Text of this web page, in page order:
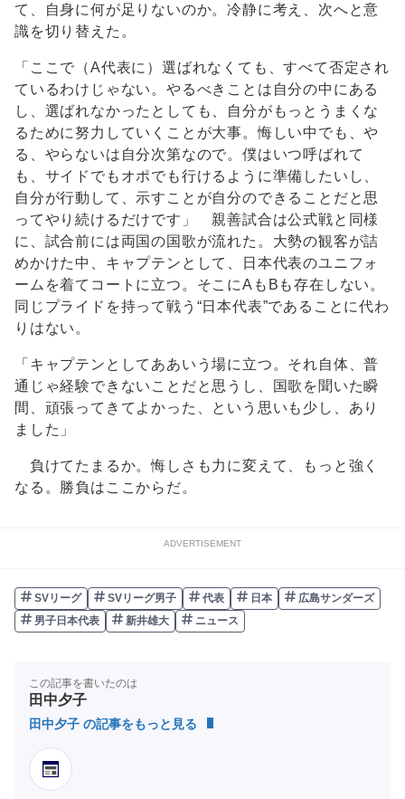
て、自身に何が足りないのか。冷静に考え、次へと意
識を切り替えた。
「ここで（A代表に）選ばれなくても、すべて否定され
ているわけじゃない。やるべきことは自分の中にある
し、選ばれなかったとしても、自分がもっとうまくな
るために努力していくことが大事。悔しい中でも、や
る、やらないは自分次第なので。僕はいつ呼ばれて
も、サイドでもオポでも行けるように準備したいし、
自分が行動して、示すことが自分のできることだと思
ってやり続けるだけです」 親善試合は公式戦と同様
に、試合前には両国の国歌が流れた。大勢の観客が詰
めかけた中、キャプテンとして、日本代表のユニフォ
ームを着てコートに立つ。そこにAもBも存在しない。
同じプライドを持って戦う“日本代表”であることに代わ
りはない。
「キャプテンとしてああいう場に立つ。それ自体、普
通じゃ経験できないことだと思うし、国歌を聞いた瞬
間、頑張ってきてよかった、という思いも少し、あり
ました」
負けてたまるか。悔しさも力に変えて、もっと強く
なる。勝負はここからだ。
ADVERTISEMENT
SVリーグ SVリーグ男子 代表 日本
広島サンダーズ
男子日本代表
新井雄大 ニュース
この記事を書いたのは
田中夕子
田中夕子 の記事をもっと見る